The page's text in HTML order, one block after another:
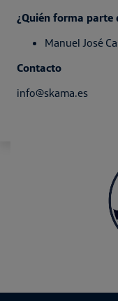
¿Quién forma parte
Manuel José
Contacto
info@skama.es